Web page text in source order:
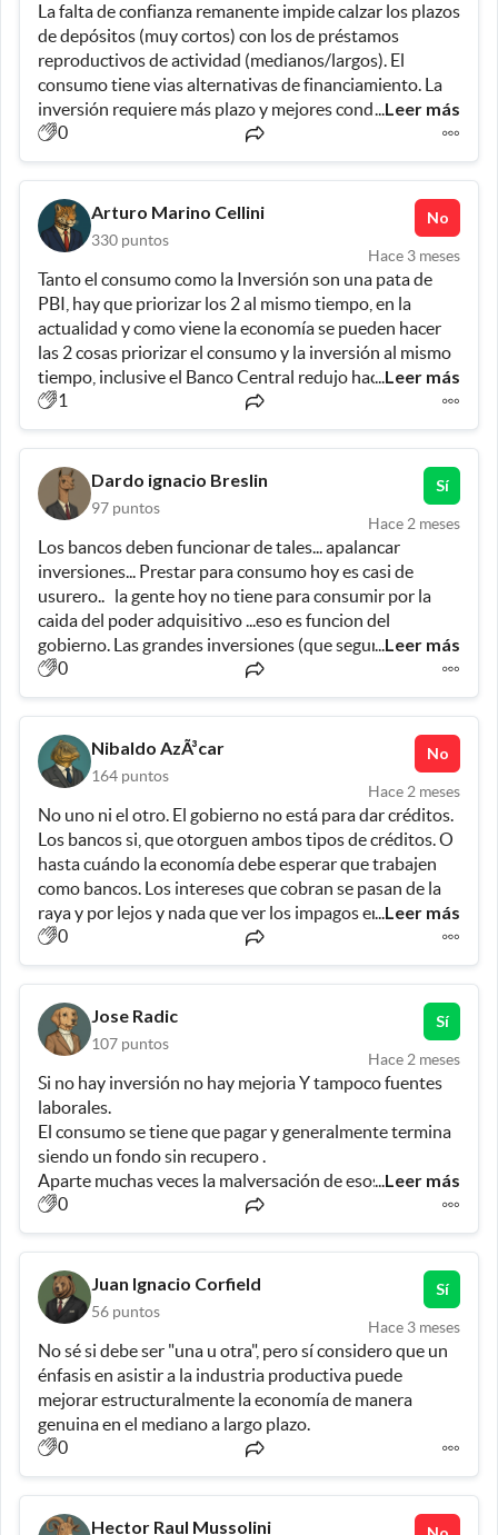
no "EL FLUJO DE UN BUEN N EGOCIO". Esa es la
traba actual, para que la economía crezca mas. Hoy los
bancos no están expuestos, logran gastar menos en
personal, tienen ingresos que cubren sus costos fijos
(tarjetas, servicios, y hasta cobro de comisión por
depositar dinero en efectivo), y NO CORREN RIESGOS,
porque no prestan a PROYECTOS, que es lo que
necesitamos para generar ACTIVIDAD, EMPLEO y
DESARROLLO.  Este es el tema que debemos debatir,
que los Bancos PRESTEN para emprendimientos y
proyectos.  Sino resolvemos este tema (Gobierno,
Bancos y Empresas) la reactivación se demorará para
las empresas de "bienes transables" (que son las mas
afectadas por la  apertura de la importación) y
necesariamente tienen que reconvertirse. Hay
mecanismos, no subsidios, si encajes, desregulaciones, y
supresión de ciertos costos absurdos (garantías,
sellados, notarios, aportes de previsión sobre
honorarios, tasas, inspecciones, valuaciones.) No es
REGULAR, sino dar mas libertad de acción, y márgenes
de acción. El crédito a la producción es prioritario,
porque nuestras empresas que deben modernizarse, y
competir, necesitan reducción de tributos (impuestos,
tasas, sellados..) y a la vez mas flexibilidad, para la
concesión del crédito, donde la "clave" es que los bancos
entiendan que deben correr riesgos, como ocurre en
todas partes del mundo. Si no contribuimos TODOS por
la producción, la ESCALA, y la exportación de bienes
que tienen VALOR AGREGADO porque dan mas
empleo, no podemos salir del pozo.
La falta de confianza remanente impide calzar los plazos
de depósitos (muy cortos) con los de préstamos
reproductivos de actividad (medianos/largos). El
consumo tiene vias alternativas de financiamiento. La
inversión requiere más plazo y mejores condiciones. Ahí
es donde debe direccionarse el esfuerzo.
...Leer más
0
Arturo Marino Cellini
330 puntos
No
Hace 3 meses
Tanto el consumo como la Inversión son una pata de
PBI, hay que priorizar los 2 al mismo tiempo, en la
actualidad y como viene la economía se pueden hacer
las 2 cosas priorizar el consumo y la inversión al mismo
tiempo, inclusive el Banco Central redujo hace poco los
encajes bancarios de modo de inyectar dinero al
mercado, buscando abaratar el crédito y reactivar la
economía .
...Leer más
1
Dardo ignacio Breslin
97 puntos
Sí
Hace 2 meses
Los bancos deben funcionar de tales... apalancar
inversiones... Prestar para consumo hoy es casi de
usurero..   la gente hoy no tiene para consumir por la
caida del poder adquisitivo ...eso es funcion del
gobierno. Las grandes inversiones (que seguramente
son para exportaciones no consumo local)  pueden
apalancarse con fuentes internacionales , pero las
pymes recurren a los bancos locales y ahi tienen que
hacer su trabajo.
...Leer más
0
Nibaldo AzÃ³car
164 puntos
No
Hace 2 meses
No uno ni el otro. El gobierno no está para dar créditos.
Los bancos si, que otorguen ambos tipos de créditos. O
hasta cuándo la economía debe esperar que trabajen
como bancos. Los intereses que cobran se pasan de la
raya y por lejos y nada que ver los impagos en
incobrables. A ponerse los pantalones largos... el
funcionamiento y crecimiento económico depende del
crédito.
...Leer más
0
Jose Radic
107 puntos
Sí
Hace 2 meses
Si no hay inversión no hay mejoria Y tampoco fuentes
El consumo se tiene que pagar y generalmente termina
Aparte muchas veces la malversación de esos
préstamos pasa a ser culpa del que dio el crédito y no
del que no lo supo utilizar.
...Leer más
0
Juan Ignacio Corfield
56 puntos
Sí
Hace 3 meses
No sé si debe ser "una u otra", pero sí considero que un
énfasis en asistir a la industria productiva puede
mejorar estructuralmente la economía de manera
genuina en el mediano a largo plazo.
0
Hector Raul Mussolini